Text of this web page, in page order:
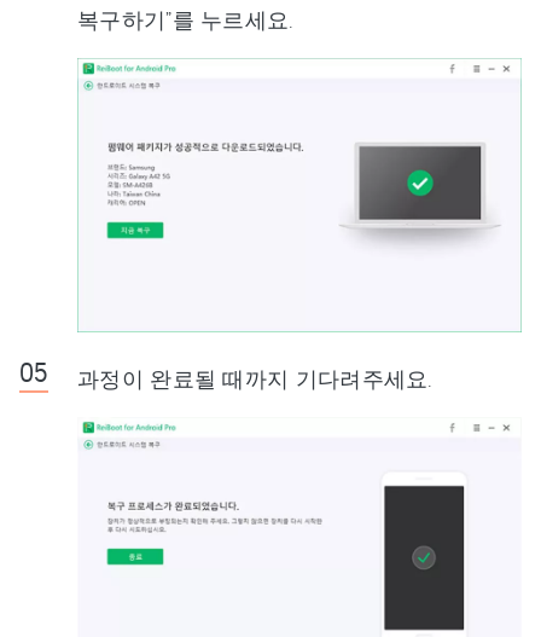
복구하기”를 누르세요.
과정이 완료될 때까지 기다려주세요.